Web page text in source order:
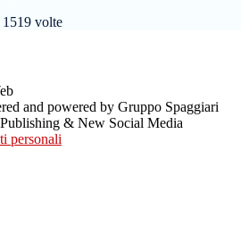
1519 volte
and powered by Gruppo Spaggiari
& New Social Media
personali